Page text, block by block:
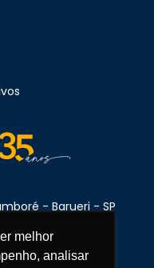
melhor
analisar
- Barueri - SP